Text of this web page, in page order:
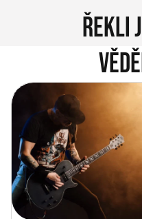
Řekli
Vítejte na novém e-
City